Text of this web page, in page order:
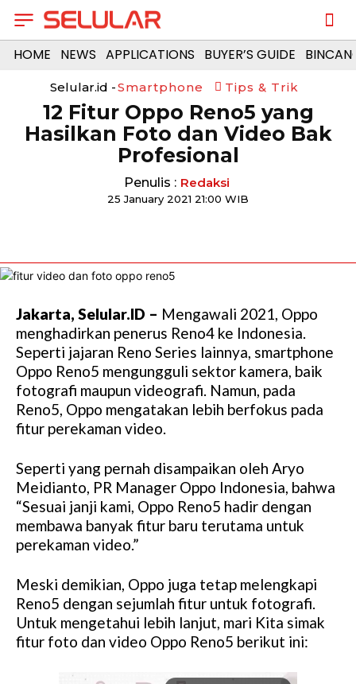
HOME NEWS APPLICATIONS BUYER’S GUIDE
Selular.id -Smartphone Tips & Trik
12 Fitur Oppo Reno5 yang
Hasilkan Foto dan Video Bak
Profesional
Penulis : Redaksi
25 January 2021 21:00 WIB
Jakarta, Selular.ID – Mengawali 2021, Oppo
menghadirkan penerus Reno4 ke Indonesia.
Seperti jajaran Reno Series lainnya, smartphone
Oppo Reno5 mengungguli sektor kamera, baik
fotografi maupun videografi. Namun, pada
Reno5, Oppo mengatakan lebih berfokus pada
fitur perekaman video.
Seperti yang pernah disampaikan oleh Aryo
Meidianto, PR Manager Oppo Indonesia, bahwa
“Sesuai janji kami, Oppo Reno5 hadir dengan
membawa banyak fitur baru terutama untuk
perekaman video.”
Meski demikian, Oppo juga tetap melengkapi
Reno5 dengan sejumlah fitur untuk fotografi.
Untuk mengetahui lebih lanjut, mari Kita simak
fitur foto dan video Oppo Reno5 berikut ini: